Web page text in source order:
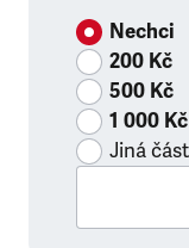
Nechci
200 Kč
500 Kč
1 000 Kč
Jiná